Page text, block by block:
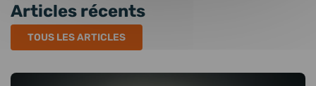
Articles récents
TOUS LES ARTICLES